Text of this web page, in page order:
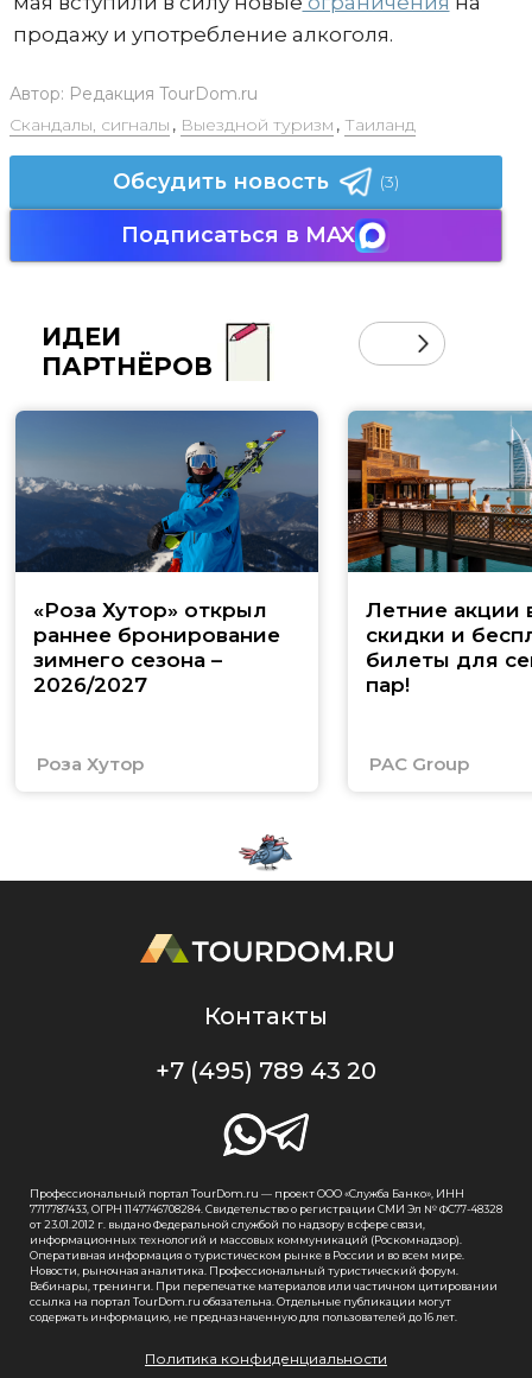
продажу и употребление алкоголя.
Автор: Редакция TourDom.ru
Скандалы, сигналы , Выездной туризм , Таиланд
Обсудить новость (3)
Подписаться в MAX
ИДЕИ
ПАРТНЁРОВ
«Роза Хутор» открыл
раннее бронирование
зимнего сезона –
2026/2027
Роза Хутор
Летние акции
скидки и
билеты для
пар!
PAC Group
Контакты
+7 (495) 789 43 20
Профессиональный портал TourDom.ru — проект ООО «Служба Банко», ИНН
7717787433, ОГРН 1147746708284. Свидетельство о регистрации СМИ Эл № ФС77-48328
от 23.01.2012 г. выдано Федеральной службой по надзору в сфере связи,
информационных технологий и массовых коммуникаций (Роскомнадзор).
Оперативная информация о туристическом рынке в России и во всем мире.
Новости, рыночная аналитика. Профессиональный туристический форум.
Вебинары, тренинги. При перепечатке материалов или частичном цитировании
ссылка на портал TourDom.ru обязательна. Отдельные публикации могут
содержать информацию, не предназначенную для пользователей до 16 лет.
Политика конфиденциальности